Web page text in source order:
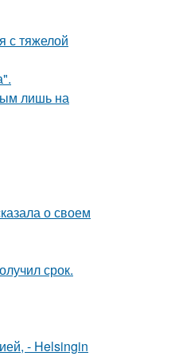
с тяжелой
лишь на
о своем
срок.
- Helsingin